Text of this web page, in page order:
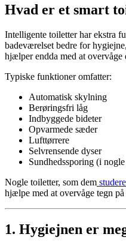
Hvad er et smart
Intelligente toiletter har ekstra
badeværelset bedre for
hjælper endda med at overvåge
Typiske funktioner omfatter:
Automatisk skylning
Berøringsfri låg
Indbyggede bideter
Opvarmede sæder
Lufttørrere
Selvrensende dyser
Sundhedssporing (i
Nogle toiletter, som dem
hjælpe med at overvåge tegn
1. Hygiejnen er